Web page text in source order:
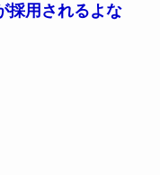
採用されるよな